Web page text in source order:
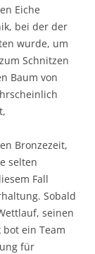
Eiche
bei der der
wurde, um
Schnitzen
Baum von
Bronzezeit,
selten
Fall
Sobald
seinen
ein Team
für